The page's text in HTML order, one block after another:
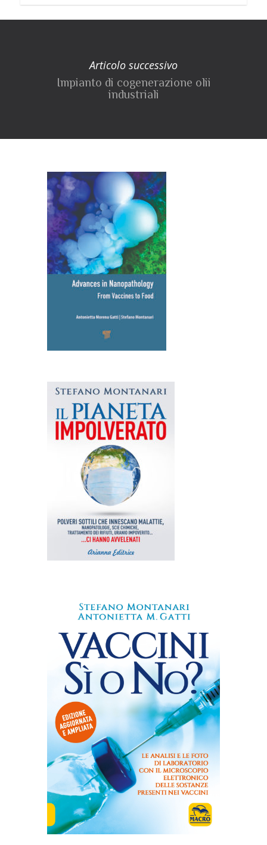
Articolo successivo
Impianto di cogenerazione olii
industriali